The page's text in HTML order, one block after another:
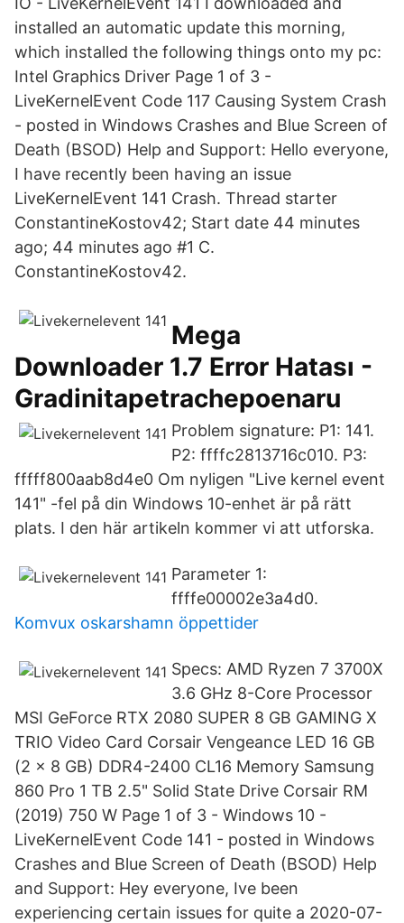
installed an automatic update this morning,
which installed the following things onto my pc:
Intel Graphics Driver Page 1 of 3 -
LiveKernelEvent Code 117 Causing System Crash
- posted in Windows Crashes and Blue Screen of
Death (BSOD) Help and Support: Hello everyone,
I have recently been having an issue
LiveKernelEvent 141 Crash. Thread starter
ConstantineKostov42; Start date 44 minutes
ago; 44 minutes ago #1 C.
ConstantineKostov42.
Mega
Downloader 1.7 Error Hatası -
Gradinitapetrachepoenaru
Problem signature: P1: 141.
P2: ffffc2813716c010. P3:
fffff800aab8d4e0 Om nyligen "Live kernel event
141" -fel på din Windows 10-enhet är på rätt
plats. I den här artikeln kommer vi att utforska.
Parameter 1:
ffffe00002e3a4d0.
Komvux oskarshamn öppettider
Specs: AMD Ryzen 7 3700X
3.6 GHz 8-Core Processor
MSI GeForce RTX 2080 SUPER 8 GB GAMING X
TRIO Video Card Corsair Vengeance LED 16 GB
(2 x 8 GB) DDR4-2400 CL16 Memory Samsung
860 Pro 1 TB 2.5" Solid State Drive Corsair RM
(2019) 750 W Page 1 of 3 - Windows 10 -
LiveKernelEvent Code 141 - posted in Windows
Crashes and Blue Screen of Death (BSOD) Help
and Support: Hey everyone, Ive been
experiencing certain issues for quite a 2020-07-